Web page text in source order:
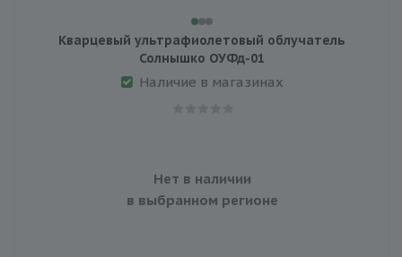
Кварцевый ультрафиолетовый облучатель
Солнышко ОУФд-01
Наличие в магазинах
Нет в наличии
в выбранном регионе